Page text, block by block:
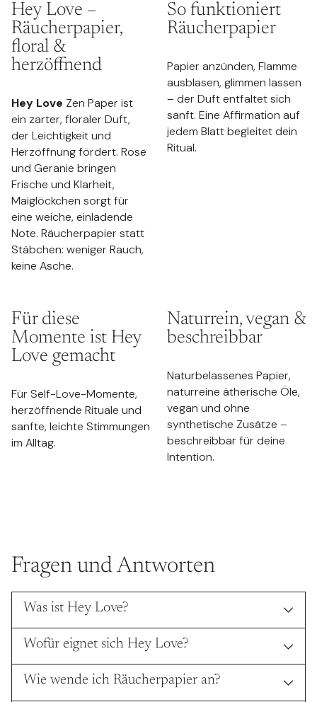
Hey Love –
Räucherpapier,
floral &
herzöffnend
Hey Love Zen Paper ist
ein zarter, floraler Duft,
der Leichtigkeit und
Herzöffnung fördert. Rose
und Geranie bringen
Frische und Klarheit,
Maiglöckchen sorgt für
eine weiche, einladende
Note. Räucherpapier statt
Stäbchen: weniger Rauch,
keine Asche.
So funktioniert
Räucherpapier
Papier anzünden, Flamme
ausblasen, glimmen lassen
– der Duft entfaltet sich
sanft. Eine Affirmation auf
jedem Blatt begleitet dein
Ritual.
Für diese
Momente ist Hey
Love gemacht
Für Self-Love-Momente,
herzöffnende Rituale und
sanfte, leichte Stimmungen
im Alltag.
Naturrein, vegan &
beschreibbar
Naturbelassenes Papier,
naturreine ätherische Öle,
vegan und ohne
synthetische Zusätze –
beschreibbar für deine
Intention.
Fragen und Antworten
Was ist Hey Love?
Wofür eignet sich Hey Love?
Wie wende ich Räucherpapier an?